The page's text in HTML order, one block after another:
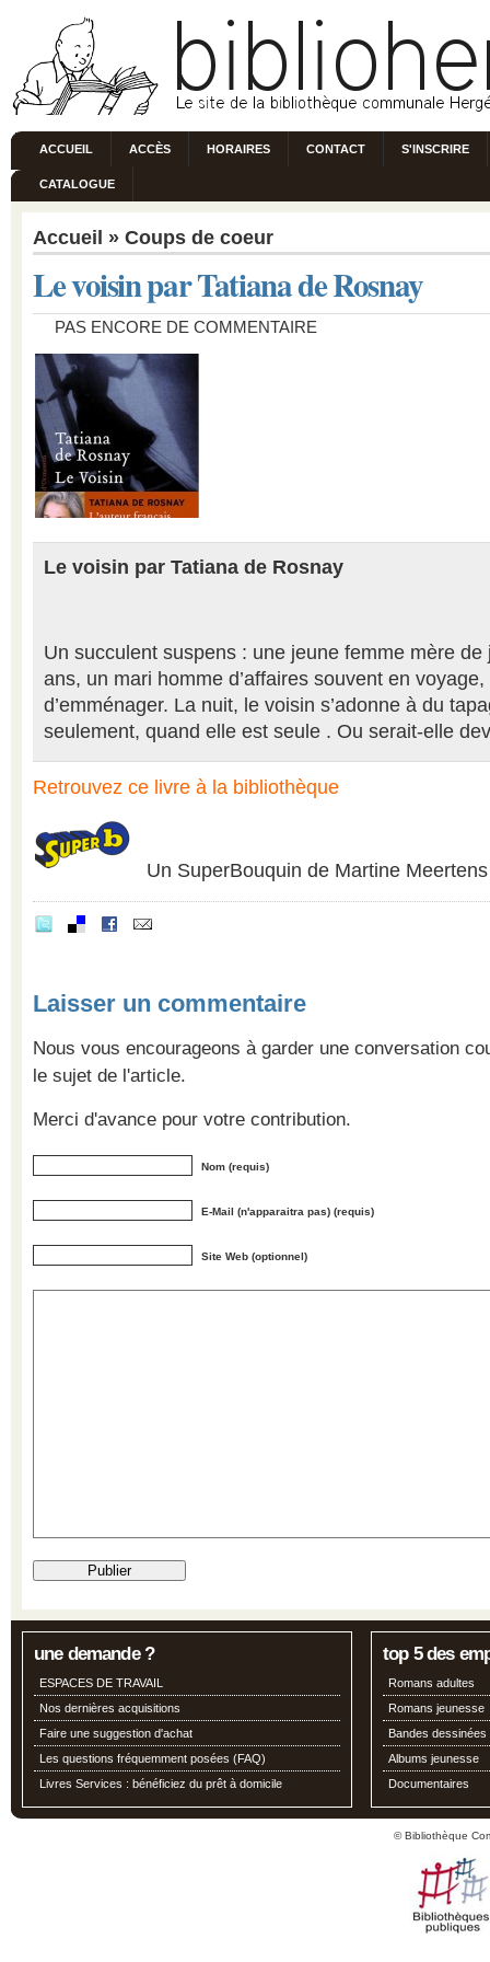
ACCUEIL ACCÈS HORAIRES CONTACT S'INSCRIRE
CATALOGUE
Accueil » Coups de coeur
Le voisin par Tatiana de Rosnay
PAS ENCORE DE COMMENTAIRE
Le voisin par Tatiana de Rosnay
Un succulent suspens : une jeune femme mère de
ans, un mari homme d’affaires souvent en
d’emménager. La nuit, le voisin s’adonne à du
seulement, quand elle est seule . Ou serait-elle
Retrouvez ce livre à la bibliothèque
Un SuperBouquin de Martine Meertens
Laisser un commentaire
Nous vous encourageons à garder une conversation
le sujet de l'article.
Merci d'avance pour votre contribution.
Nom (requis)
E-Mail (n'apparaitra pas) (requis)
Site Web (optionnel)
une demande ?
ESPACES DE TRAVAIL
Nos dernières acquisitions
Faire une suggestion d'achat
Les questions fréquemment posées (FAQ)
Livres Services : bénéficiez du prêt à domicile
top 5 des
Romans adultes
Romans jeunesse
Bandes dessinées
Albums jeunesse
Documentaires
© Bibliothèque